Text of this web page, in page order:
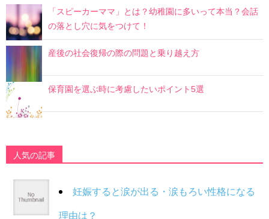
「スピーカーママ」とは？幼稚園に多いって本当？会話
の落とし穴に気をつけて！
産後の社会復帰の際の問題と乗り越え方
保育園を選ぶ時に考慮したいポイント5選
人気の記事
妊娠すると涙が出る・涙もろい性格になる
理由は？